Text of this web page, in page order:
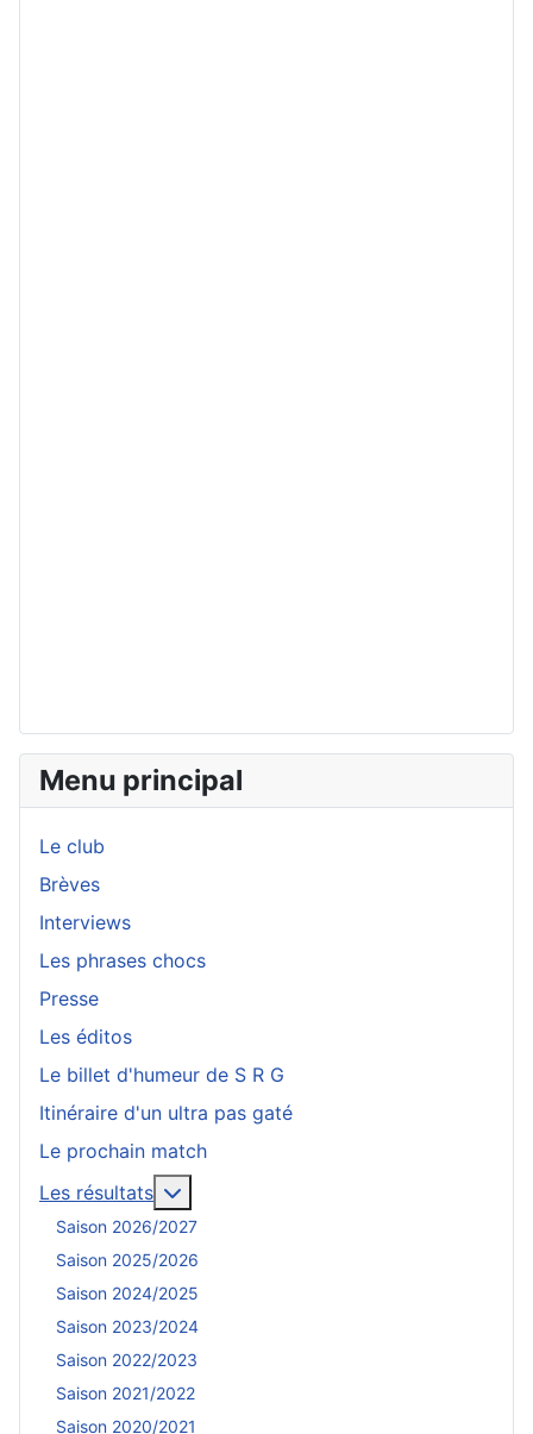
Menu principal
Le club
Brèves
Interviews
Les phrases chocs
Presse
Les éditos
Le billet d'humeur de S R G
Itinéraire d'un ultra pas gaté
Le prochain match
Les résultats
Saison 2026/2027
Saison 2025/2026
Saison 2024/2025
Saison 2023/2024
Saison 2022/2023
Saison 2021/2022
Saison 2020/2021